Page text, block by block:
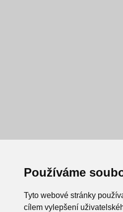
Používáme
Tyto webové stránky
cílem vylepšení